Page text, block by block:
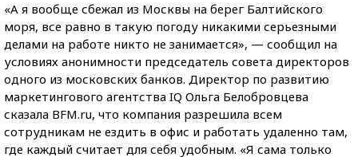
«А я вообще сбежал из Москвы на берег Балтийского
моря, все равно в такую погоду никакими серьезными
делами на работе никто не занимается», — сообщил на
условиях анонимности председатель совета директоров
одного из московских банков. Директор по развитию
маркетингового агентства IQ Ольга Белобровцева
сказала BFM.ru, что компания разрешила всем
сотрудникам не ездить в офис и работать удаленно там,
где каждый считает для себя удобным. «Я сама только